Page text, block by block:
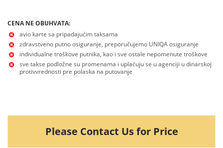
CENA NE OBUHVATA:
avio karte sa pripadajućim taksama
zdravstveno putno osiguranje, preporučujemo UNIQA osiguranje
individualne troškove putnika, kao i sve ostale nepomenute troškove
sve takse podložne su promenama i uplaćuju se u agenciji u dinarskoj
protivvrednosti pre polaska na putovanje
Please Contact Us for Price